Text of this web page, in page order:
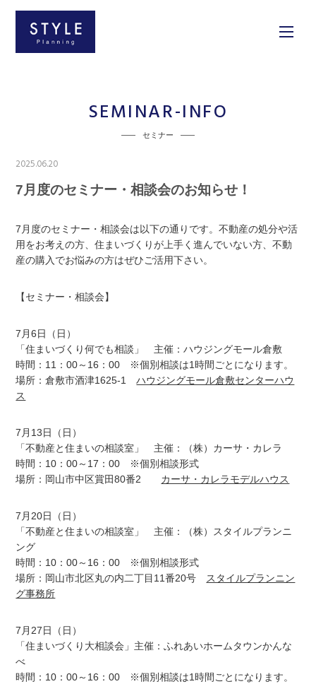
SEMINAR-INFO
セミナー
2025.06.20
7月度のセミナー・相談会のお知らせ！
7月度のセミナー・相談会は以下の通りです。不動産の処分や活
用をお考えの方、住まいづくりが上手く進んでいない方、不動
産の購入でお悩みの方はぜひご活用下さい。
【セミナー・相談会】
7月6日（日）
「住まいづくり何でも相談」 主催：ハウジングモール倉敷
時間：11：00～16：00 ※個別相談は1時間ごとになります。
場所：倉敷市酒津1625-1ハウジングモール倉敷センターハウ
ス
7月13日（日）
「不動産と住まいの相談室」 主催：（株）カーサ・カレラ
時間：10：00～17：00 ※個別相談形式
場所：岡山市中区賞田80番2 カーサ・カレラモデルハウス
7月20日（日）
「不動産と住まいの相談室」 主催：（株）スタイルプランニ
ング
時間：10：00～16：00 ※個別相談形式
場所：岡山市北区丸の内二丁目11番20号 スタイルプランニン
グ事務所
7月27日（日）
「住まいづくり大相談会」主催：ふれあいホームタウンかんな
べ
時間：10：00～16：00 ※個別相談は1時間ごとになります。